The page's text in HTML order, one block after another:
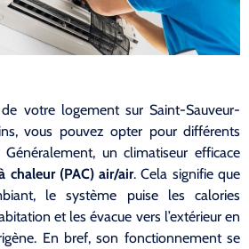
votre logement sur Saint-Sauveur-
vous pouvez opter pour différents
un climatiseur efficace
chaleur (PAC) air/air. Cela signifie que
le système puise les calories
et les évacue vers l’extérieur en
En bref, son fonctionnement se